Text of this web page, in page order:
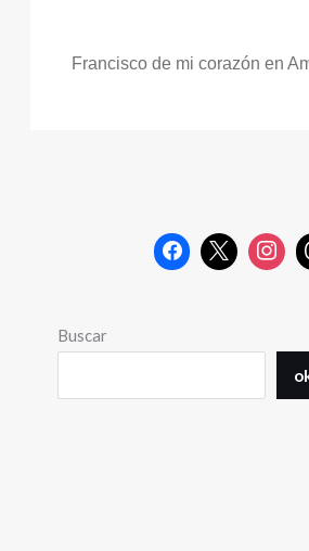
Francisco de mi corazón en
Buscar